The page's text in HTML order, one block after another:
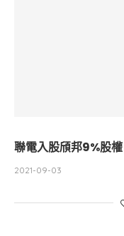
聯電入股頎邦9%股
2021-09-03